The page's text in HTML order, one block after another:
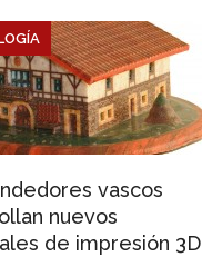
vascos
nuevos
de impresión 3D